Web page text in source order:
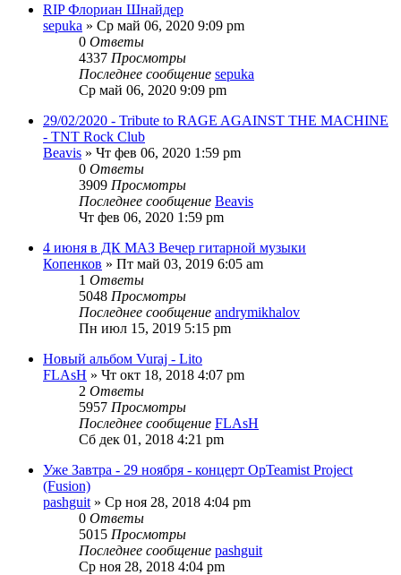
RIP Флориан Шнайдер
sepuka » Ср май 06, 2020 9:09 pm
0 Ответы
4337 Просмотры
Последнее сообщение sepuka
Ср май 06, 2020 9:09 pm
29/02/2020 - Tribute to RAGE AGAINST THE MACHINE
- TNT Rock Club
Beavis » Чт фев 06, 2020 1:59 pm
0 Ответы
3909 Просмотры
Последнее сообщение Beavis
Чт фев 06, 2020 1:59 pm
4 июня в ДК МАЗ Вечер гитарной музыки
Копенков » Пт май 03, 2019 6:05 am
1 Ответы
5048 Просмотры
Последнее сообщение andrymikhalov
Пн июл 15, 2019 5:15 pm
Новый альбом Vuraj - Lito
FLAsH » Чт окт 18, 2018 4:07 pm
2 Ответы
5957 Просмотры
Последнее сообщение FLAsH
Сб дек 01, 2018 4:21 pm
Уже Завтра - 29 ноября - концерт OpTeamist Project
(Fusion)
pashguit » Ср ноя 28, 2018 4:04 pm
0 Ответы
5015 Просмотры
Последнее сообщение pashguit
Ср ноя 28, 2018 4:04 pm